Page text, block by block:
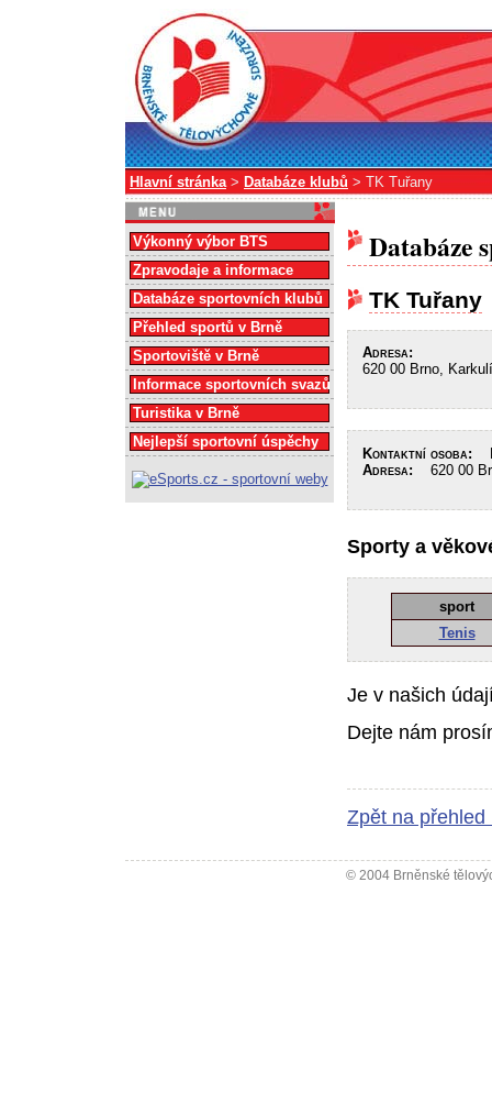
Hlavní stránka> Databáze klubů > TK Tuřany
Databáze
TK Tuřany
Adresa:
620 00 Brno,
Kontaktní osoba:
Adresa: 620 00
Sporty a
sport
Tenis
Je v našich
Dejte nám
Zpět na přehled
Výkonný výbor BTS
Zpravodaje a informace
Databáze sportovních klubů
Přehled sportů v Brně
Sportoviště v Brně
Informace sportovních svazů
Turistika v Brně
Nejlepší sportovní úspěchy
© 2004 Brněnské